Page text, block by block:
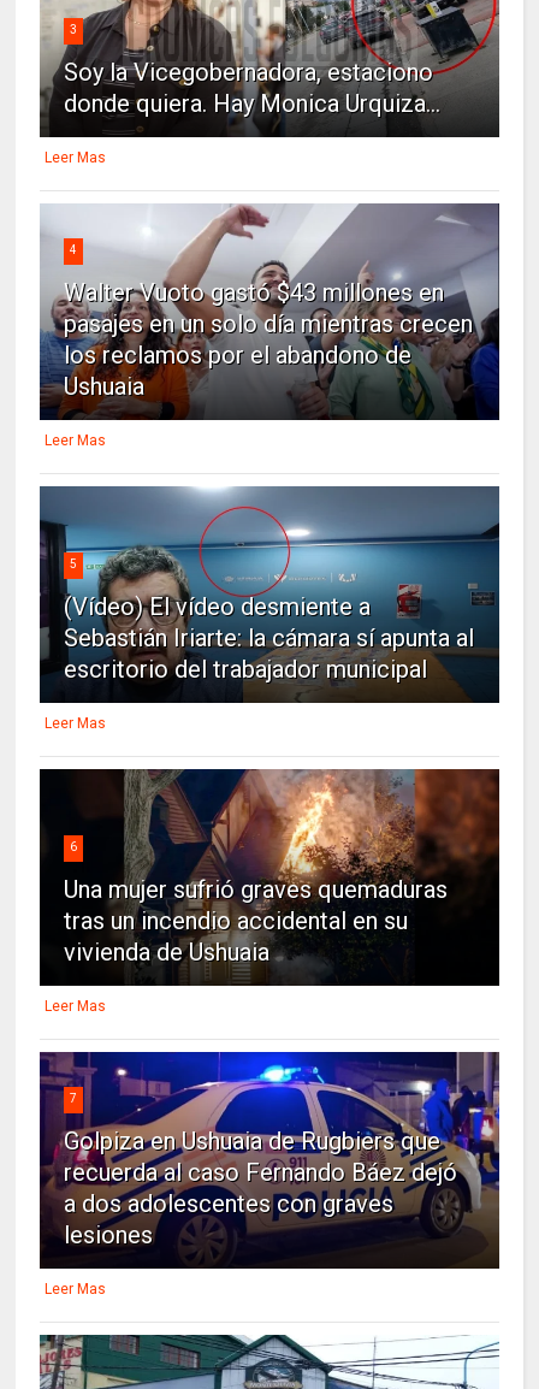
3
Soy la Vicegobernadora, estaciono
donde quiera. Hay Monica Urquiza...
Leer Mas
4
Walter Vuoto gastó $43 millones en
pasajes en un solo día mientras crecen
los reclamos por el abandono de
Ushuaia
Leer Mas
5
(Vídeo) El vídeo desmiente a
Sebastián Iriarte: la cámara sí apunta al
escritorio del trabajador municipal
Leer Mas
6
Una mujer sufrió graves quemaduras
tras un incendio accidental en su
vivienda de Ushuaia
Leer Mas
7
Golpiza en Ushuaia de Rugbiers que
recuerda al caso Fernando Báez dejó
a dos adolescentes con graves
lesiones
Leer Mas